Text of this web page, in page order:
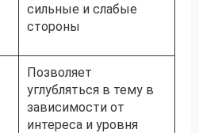
сильные и слабые
стороны
Позволяет
углубляться в тему в
зависимости от
интереса и уровня